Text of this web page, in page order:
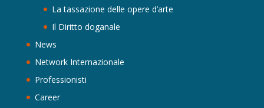
La tassazione delle opere d’arte
Il Diritto doganale
News
Network Internazionale
Professionisti
Career